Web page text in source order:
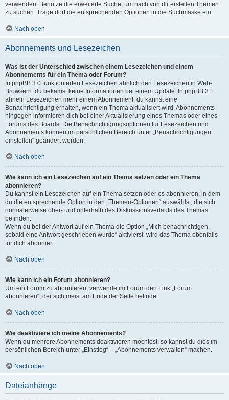
verwenden. Benutze die erweiterte Suche, um nach von dir erstellen Themen
zu suchen. Trage dort die entsprechenden Optionen in die Suchmaske ein.
Nach oben
Abonnements und Lesezeichen
Was ist der Unterschied zwischen einem Lesezeichen und einem
Abonnements für ein Thema oder Forum?
In phpBB 3.0 funktionierten Lesezeichen ähnlich den Lesezeichen in Web-
Browsern: du bekamst keine Informationen bei einem Update. In phpBB 3.1
ähneln Lesezeichen mehr einem Abonnement: du kannst eine
Benachrichtigung erhalten, wenn ein Thema aktualisiert wird. Abonnements
hingegen informieren dich bei einer Aktualisierung eines Themas oder eines
Forums des Boards. Die Benachrichtigungsoptionen für Lesezeichen und
Abonnements können im persönlichen Bereich unter „Benachrichtigungen
einstellen“ geändert werden.
Nach oben
Wie kann ich ein Lesezeichen auf ein Thema setzen oder ein Thema
abonnieren?
Du kannst ein Lesezeichen auf ein Thema setzen oder es abonnieren, in dem
du die entsprechende Option in den „Themen-Optionen“ auswählst, die sich
normalerweise ober- und unterhalb des Diskussionsverlaufs des Themas
befinden.
Wenn du bei der Antwort auf ein Thema die Option „Mich benachrichtigen,
sobald eine Antwort geschrieben wurde“ aktivierst, wird das Thema ebenfalls
für dich abonniert.
Nach oben
Wie kann ich ein Forum abonnieren?
Um ein Forum zu abonnieren, verwende im Forum den Link „Forum
abonnieren“, der sich meist am Ende der Seite befindet.
Nach oben
Wie deaktiviere ich meine Abonnements?
Wenn du mehrere Abonnements deaktivieren möchtest, so kannst du dies im
persönlichen Bereich unter „Einstieg“ – „Abonnements verwalten“ machen.
Nach oben
Dateianhänge